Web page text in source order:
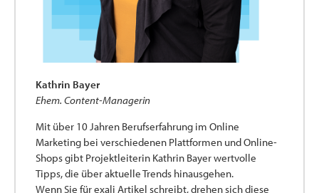
Kathrin Bayer
Ehem. Content-Managerin
Mit über 10 Jahren Berufserfahrung im Online
Marketing bei verschiedenen Plattformen und Online-
Shops gibt Projektleiterin Kathrin Bayer wertvolle
Tipps, die über aktuelle Trends hinausgehen.
Wenn Sie für exali Artikel schreibt, drehen sich diese